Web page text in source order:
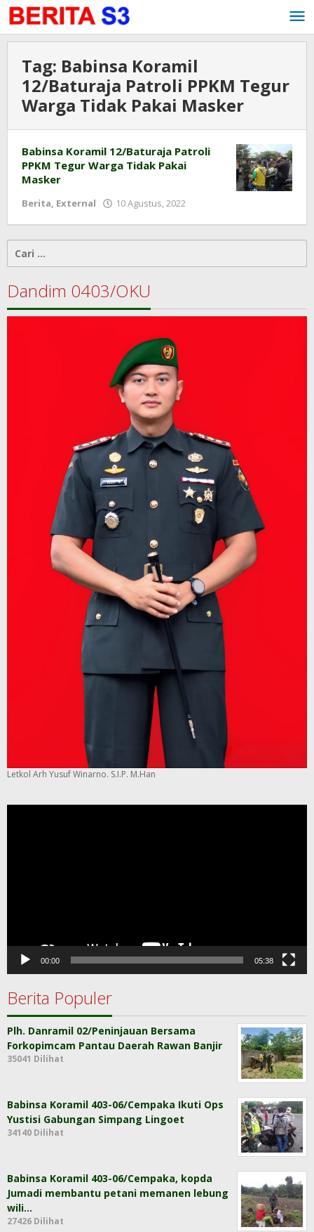
Lewati
ke
konten
Tag: Babinsa Koramil
12/Baturaja Patroli PPKM Tegur
Warga Tidak Pakai Masker
Babinsa Koramil 12/Baturaja Patroli
PPKM Tegur Warga Tidak Pakai
Masker
Berita, External 10 Agustus, 2022
Cari
untuk:
Dandim 0403/OKU
Letkol Arh Yusuf Winarno. S.I.P. M.Han
00:00 05:38
Berita Populer
Plh. Danramil 02/Peninjauan Bersama
Forkopimcam Pantau Daerah Rawan Banjir
35041 Dilihat
Babinsa Koramil 403-06/Cempaka Ikuti Ops
Yustisi Gabungan Simpang Lingoet
34140 Dilihat
Babinsa Koramil 403-06/Cempaka, kopda
Jumadi membantu petani memanen lebung
wili…
27426 Dilihat